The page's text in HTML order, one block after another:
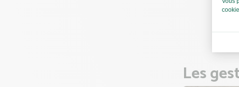
Astuce :
homogène.
En parallèle
Les